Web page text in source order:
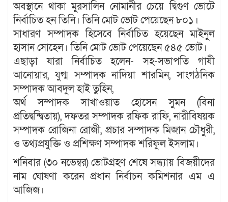
অবস্থানে থাকা মুরসালিন নোমানীর চেয়ে দ্বিগুণ ভোটে
নির্বাচিত হন তিনি। তিনি মোট ভোট পেয়েছেন ৮০১।
সাধারণ সম্পাদক হিসেবে নির্বাচিত হয়েছেন মাইনুল
হাসান সোহেল। তিনি মোট ভোট পেয়েছেন ৫৪৫ ভোট।
এছাড়া যারা নির্বাচিত হলেন- সহ-সভাপতি গাযী
আনোয়ার, যুগ্ম সম্পাদক নাদিয়া শারমিন, সাংগঠনিক
সম্পাদক আবদুল হাই তুহিন,
অর্থ সম্পাদক সাখাওয়াত হোসেন সুমন (বিনা
প্রতিদ্বন্দ্বিতায়), দফতর সম্পাদক রফিক রাফি, নারীবিষয়ক
সম্পাদক রোজিনা রোজী, প্রচার সম্পাদক মিজান চৌধুরী,
ও তথ্যপ্রযুক্তি ও প্রশিক্ষণ সম্পাদক শরিফুল ইসলাম।
শনিবার (৩০ নভেম্বর) ভোটগ্রহণ শেষে সন্ধ্যায় বিজয়ীদের
নাম ঘোষণা করেন প্রধান নির্বাচন কমিশনার এম এ
আজিজ।